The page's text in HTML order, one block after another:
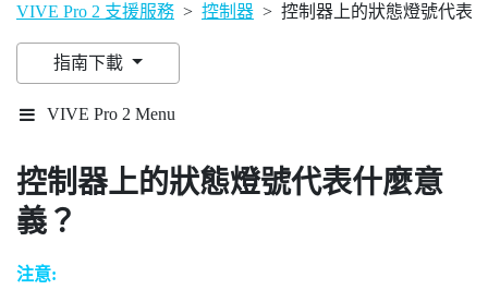
VIVE Pro 2 支援服務 > 控制器 > 控制器上的狀態燈號代表
指南下載
VIVE Pro 2 Menu
控制器上的狀態燈號代表什麼意
義？
注意: